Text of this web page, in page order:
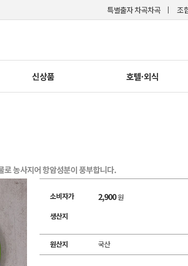
특별출자 차곡차곡 조
신상품 호텔·외식
농사지어 항암성분이 풍부합니다.
소비자가 2,900원
생산지
원산지 국산